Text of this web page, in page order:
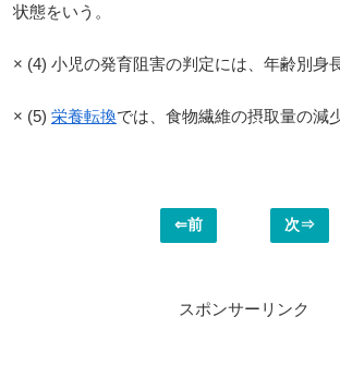
状態をいう。
× (4) 小児の発育阻害の判定には、年齢別身
× (5) 栄養転換では、食物繊維の摂取量の減
⇐前 次⇒
スポンサーリンク